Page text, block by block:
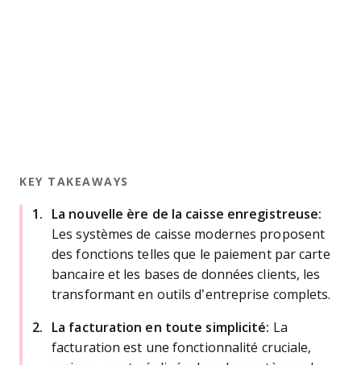
KEY TAKEAWAYS
La nouvelle ère de la caisse enregistreuse:
Les systèmes de caisse modernes proposent
des fonctions telles que le paiement par carte
bancaire et les bases de données clients, les
transformant en outils d’entreprise complets.
La facturation en toute simplicité: La
facturation est une fonctionnalité cruciale,